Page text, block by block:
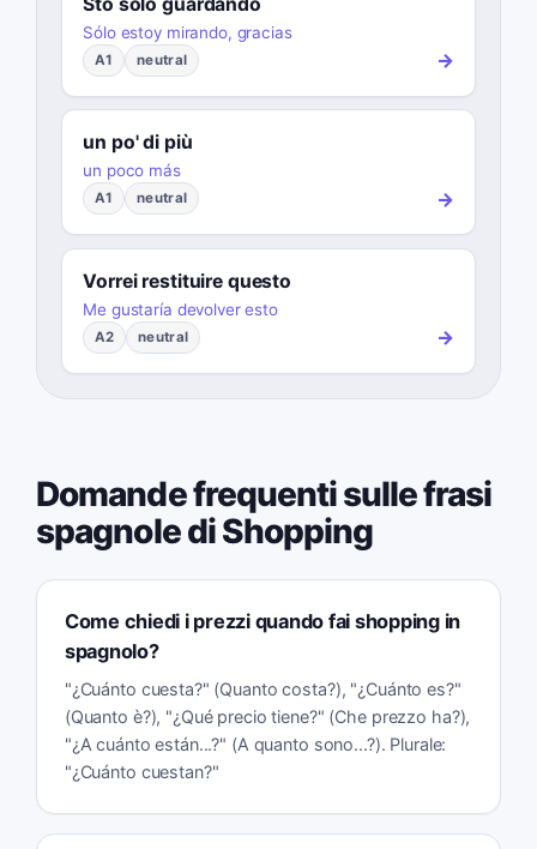
Sólo estoy mirando, gracias
A1 neutral →
un po' di più
un poco más
A1 neutral →
Vorrei restituire questo
Me gustaría devolver esto
A2 neutral →
Domande frequenti sulle frasi
spagnole di Shopping
Come chiedi i prezzi quando fai shopping in
spagnolo?
"¿Cuánto cuesta?" (Quanto costa?), "¿Cuánto es?"
(Quanto è?), "¿Qué precio tiene?" (Che prezzo ha?),
"¿A cuánto están...?" (A quanto sono...?). Plurale:
"¿Cuánto cuestan?"